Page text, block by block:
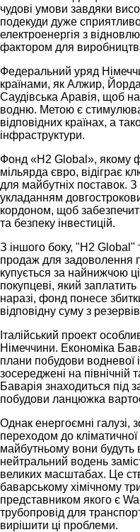
чудові умови завдяки
подекуди дуже
електроенергія з
фактором для
Федеральний уряд
країнами, як Алжир,
Саудівська Аравія, щоб
водню. Метою є
відповідних країнах, а
інфраструктури.
Фонд «H2 Global», якому
мільярда євро, відіграє
для майбутніх поставок.
укладанням
кордоном, щоб
та безпеку інвестицій.
З іншого боку, "H2 Global"
продаж для задоволення
купується за найнижчою
покупцеві, який
наразі, фонд понесе
відповідну суму з
Італійський проект
Німеччини. Економіка
плани побудови водневої
зосереджені на північній
Баварія знаходиться під
побудови ланцюжка
Однак енергоємні галузі,
переходом до
майбутньому вони будуть
нейтральний водень
великих масштабах. Це
баварському хімічному
представником якого є
трубопровід для
вирішити ці проблеми.